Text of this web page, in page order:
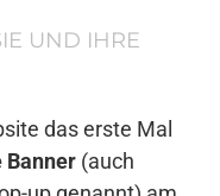
UND IHRE
das erste Mal
Banner (auch